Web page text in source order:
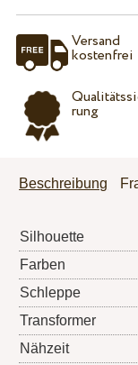
Versand
kostenfrei
rung
Beschreibung
Silhouette
Farben
Schleppe
Transformer
Nähzeit